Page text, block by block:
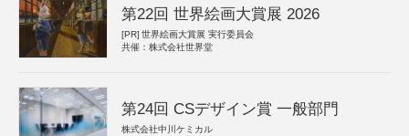
第22回 世界絵画大賞展 2026
[PR] 世界絵画大賞展 実行委員会
共催：株式会社世界堂
第24回 CSデザイン賞 一般部門
株式会社中川ケミカル